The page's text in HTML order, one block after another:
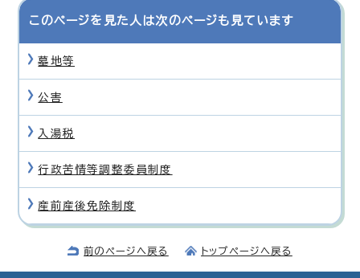
このページを見た人は次のページも見ています
墓地等
公害
入湯税
行政苦情等調整委員制度
産前産後免除制度
前のページへ戻る トップページへ戻る